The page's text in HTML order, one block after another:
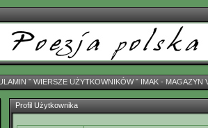
ˇ WIERSZE UŻYTKOWNIKÓWˇ IMAK - MAGAZYN
Profil Użytkownika